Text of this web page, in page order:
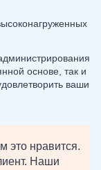
основе, так и
ваши
это нравится.
Наши